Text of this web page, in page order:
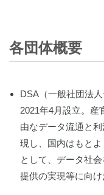
各団体概要
DSA（一般社団法
2021年4月設立。産
由なデータ流通と
現し、国内はもと
として、データ社
提供の実現等に向け